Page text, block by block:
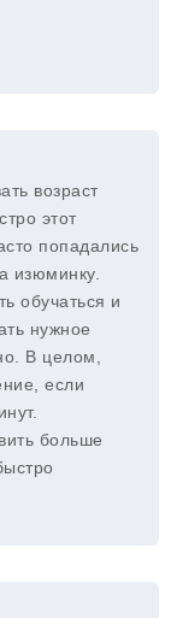
возраст
этот
попадались
изюминку.
обучаться и
нужное
В целом,
если
больше